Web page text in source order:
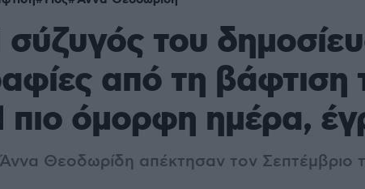
του
από τη βάφτιση
πιο όμορφη ημέρα,
Θεοδωρίδη απέκτησαν τον Σεπτέμβριο